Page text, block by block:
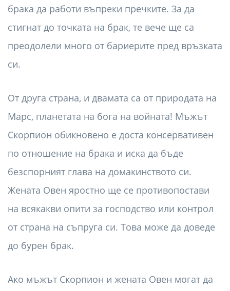
брака да работи въпреки пречките. За да
стигнат до точката на брак, те вече ще са
преодолели много от бариерите пред връзката
си.
От друга страна, и двамата са от природата на
Марс, планетата на бога на войната! Мъжът
Скорпион обикновено е доста консервативен
по отношение на брака и иска да бъде
безспорният глава на домакинството си.
Жената Овен яростно ще се противопостави
на всякакви опити за господство или контрол
от страна на съпруга си. Това може да доведе
до бурен брак.
Ако мъжът Скорпион и жената Овен могат да